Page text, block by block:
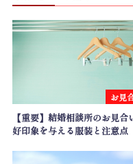
お見
【重要】結婚相談所のお見合
好印象を与える服装と注意点